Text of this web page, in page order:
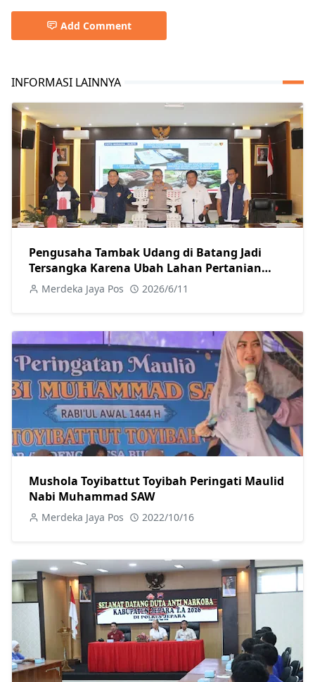
Add Comment
INFORMASI LAINNYA
Pengusaha Tambak Udang di Batang Jadi
Tersangka Karena Ubah Lahan Pertanian
Secara Ilegal
Merdeka Jaya Pos 2026/6/11
Mushola Toyibattut Toyibah Peringati Maulid
Nabi Muhammad SAW
Merdeka Jaya Pos 2022/10/16